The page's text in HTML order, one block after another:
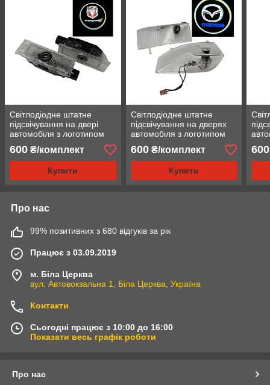
Світлодіодне штатне
підсвічування на двері
автомобіля з логотипом
2021
600 ₴/комплект
Купити
Світлодіодне штатне
підсвічування на дверях
автомобіля з логотипом
600₴/комплект
Купити
600
Про нас
99% позитивних з 680 відгуків за рік
Працює з 03.09.2019
м. Біла Церква
вул. Автовокзальна 1, Біла Церква, Україна
Контакти
Сьогодні працює з 10:00 до 16:00
Показати весь графік роботи
Про нас